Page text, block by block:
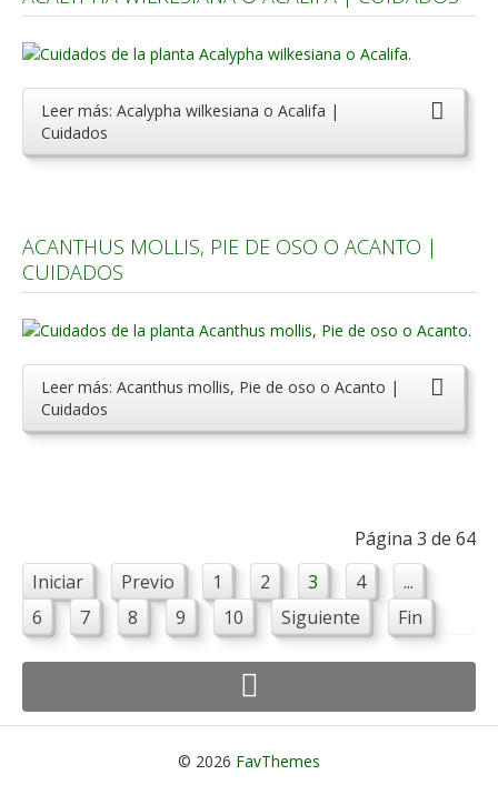
Leer más: Acalypha wilkesiana o Acalifa |
Cuidados
ACANTHUS MOLLIS, PIE DE OSO O ACANTO |
CUIDADOS
Leer más: Acanthus mollis, Pie de oso o Acanto |
Cuidados
Página 3 de 64
Iniciar
Previo 1 2 3 4
...
6
7 8 9 10 Siguiente Fin
© 2026 FavThemes